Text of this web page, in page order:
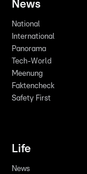
News
National
International
Panorama
Tech-World
Meenung
Faktencheck
Safety First
Life
News